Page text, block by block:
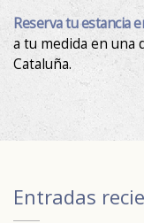
Reserva tu estancia
a tu medida en una
Cataluña.
Entradas